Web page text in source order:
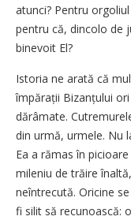
atunci? Pentru
pentru că, dincolo de
binevoit El?
Istoria ne arată că
împărații Bizanțului
dărâmate.
din urmă, urmele. Nu
Ea a rămas în
mileniu de trăire
neîntrecută. Oricine
fi silit să recunoască: